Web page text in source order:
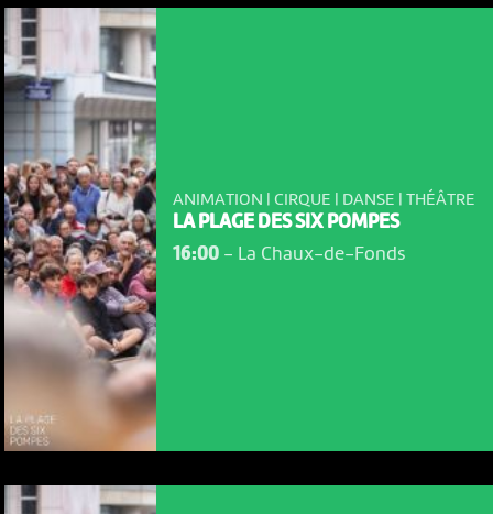
ANIMATION | CIRQUE | DANSE | THÉÂTRE
LA PLAGE DES SIX POMPES
16:00- La Chaux-de-Fonds